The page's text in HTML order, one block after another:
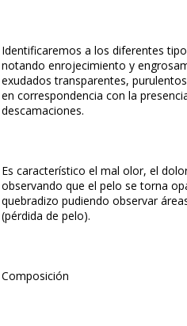
Identificaremos a los diferentes
notando enrojecimiento y
exudados transparentes,
en correspondencia con la
descamaciones.
Es característico el mal olor, el
observando que el pelo se torna
quebradizo pudiendo observar
(pérdida de pelo).
Composición